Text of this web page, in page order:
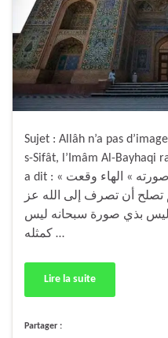
Sujet : Allâh n’a pas
s-Sifât, l’Imâm Al-Bayhaqi
a dit : « قوله : « خلق الله آدم على صورته » الهاء وقعت
تصلح أن تصرف إلى الله عز
ليس بذي صورة سبحانه ليس
كمثله …
Lire la suite
Partager :